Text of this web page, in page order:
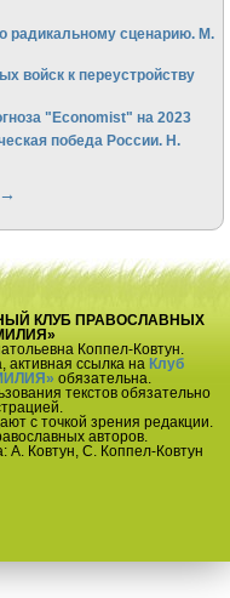
радикальному сценарию. М.
войск к переустройству
"Economist" на 2023
победа России. Н.
→
КЛУБ ПРАВОСЛАВНЫХ
Коппел-Ковтун.
активная ссылка на Клуб
обязательна.
текстов обязательно
с точкой зрения редакции.
авторов.
А. Ковтун, С. Коппел-Ковтун